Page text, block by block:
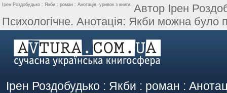
Ірен Роздобудько : Якби : роман : Анотація, уривок з книги. Автор Ірен
Психологічне. Анотація: Якби можна було
Ірен Роздобудько : Якби : роман :